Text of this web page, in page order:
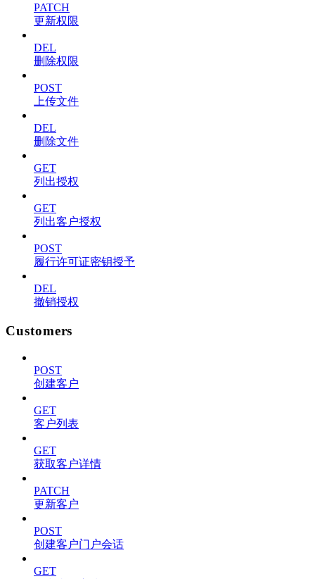
PATCH
更新权限
DEL
删除权限
POST
上传文件
DEL
删除文件
GET
列出授权
GET
列出客户授权
POST
履行许可证密钥授予
DEL
撤销授权
Customers
POST
创建客户
GET
客户列表
GET
获取客户详情
PATCH
更新客户
POST
创建客户门户会话
GET